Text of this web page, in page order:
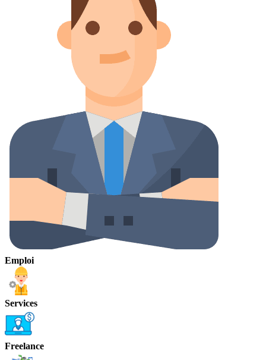
Emploi
Services
Freelance